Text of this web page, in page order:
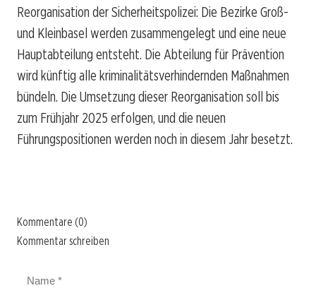
Reorganisation der Sicherheitspolizei: Die Bezirke Groß-
und Kleinbasel werden zusammengelegt und eine neue
Hauptabteilung entsteht. Die Abteilung für Prävention
wird künftig alle kriminalitätsverhindernden Maßnahmen
bündeln. Die Umsetzung dieser Reorganisation soll bis
zum Frühjahr 2025 erfolgen, und die neuen
Führungspositionen werden noch in diesem Jahr besetzt.
Kommentare (0)
Kommentar schreiben